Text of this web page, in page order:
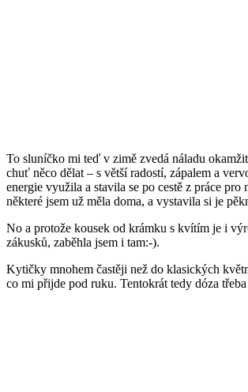
To sluníčko mi teď v zimě zvedá náladu
chuť něco dělat – s větší radostí, zápalem a
energie využila a stavila se po cestě z práce pro
některé jsem už měla doma, a vystavila si je
No a protože kousek od krámku s kvítím je i
zákusků, zaběhla jsem i tam:-).
Kytičky mnohem častěji než do klasických
co mi přijde pod ruku. Tentokrát tedy dóza třeba